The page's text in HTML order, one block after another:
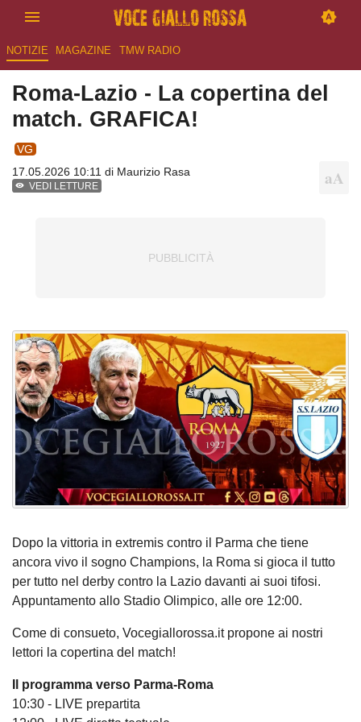
NOTIZIE MAGAZINE TMW RADIO
Roma-Lazio - La copertina del
match. GRAFICA!
VG
17.05.2026 10:11 di Maurizio Rasa
VEDI LETTURE
Dopo la vittoria in extremis contro il Parma che tiene
ancora vivo il sogno Champions, la Roma si gioca il tutto
per tutto nel derby contro la Lazio davanti ai suoi tifosi.
Appuntamento allo Stadio Olimpico, alle ore 12:00.
Come di consueto, Vocegiallorossa.it propone ai nostri
lettori la copertina del match!
Il programma verso Parma-Roma
10:30 - LIVE prepartita